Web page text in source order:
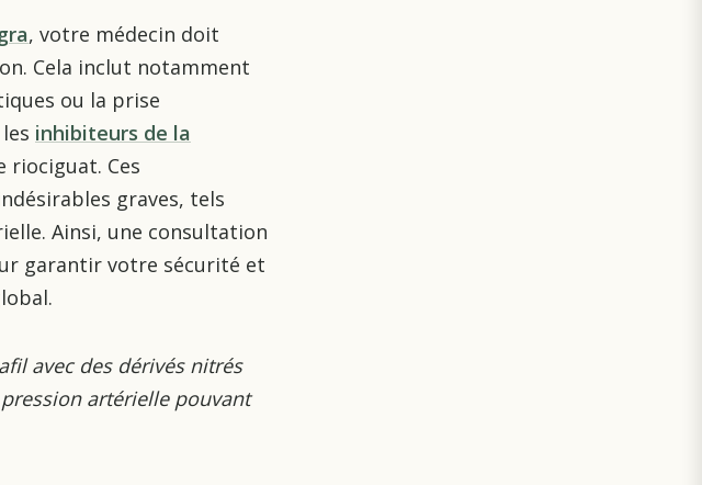
, votre médecin doit
Cela inclut notamment
ou la prise
inhibiteurs de la
riociguat. Ces
graves, tels
Ainsi, une consultation
garantir votre sécurité et
avec des dérivés nitrés
artérielle pouvant